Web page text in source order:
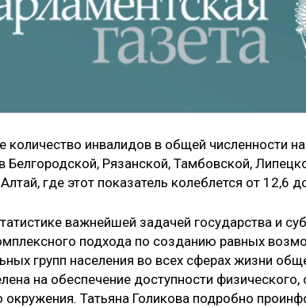
количество инвалидов в общей численности
Белгородской, Рязанской, Тамбовской,
где этот показатель колеблется от 12,6
важнейшей задачей государства и
подхода по созданию равных
групп населения во всех сферах жизни
на обеспечение доступности
окружения. Татьяна Голикова подробно